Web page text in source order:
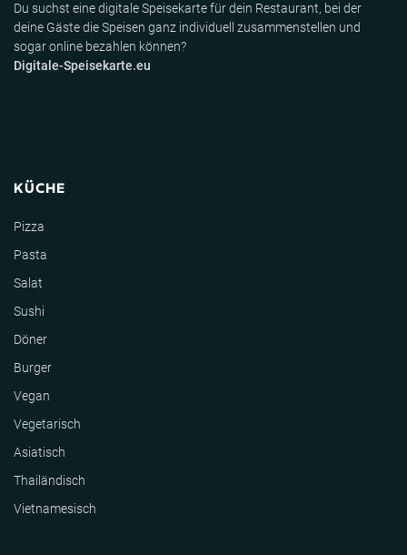
Du suchst eine digitale Speisekarte für dein Restaurant, bei der
deine Gäste die Speisen ganz individuell zusammenstellen und
sogar online bezahlen können?
Digitale-Speisekarte.eu
KÜCHE
Pizza
Pasta
Salat
Sushi
Döner
Burger
Vegan
Vegetarisch
Asiatisch
Thailändisch
Vietnamesisch